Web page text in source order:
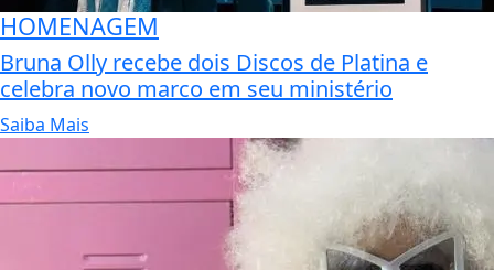
HOMENAGEM
Bruna Olly recebe dois Discos de Platina e
celebra novo marco em seu ministério
Saiba Mais